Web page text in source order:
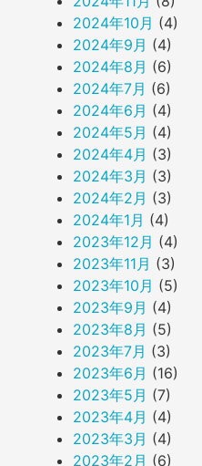
2024年10月 (4)
2024年9月 (4)
2024年8月 (6)
2024年7月 (6)
2024年6月 (4)
2024年5月 (4)
2024年4月 (3)
2024年3月 (3)
2024年2月 (3)
2024年1月 (4)
2023年12月 (4)
2023年11月 (3)
2023年10月 (5)
2023年9月 (4)
2023年8月 (5)
2023年7月 (3)
2023年6月 (16)
2023年5月 (7)
2023年4月 (4)
2023年3月 (4)
2023年2月 (6)